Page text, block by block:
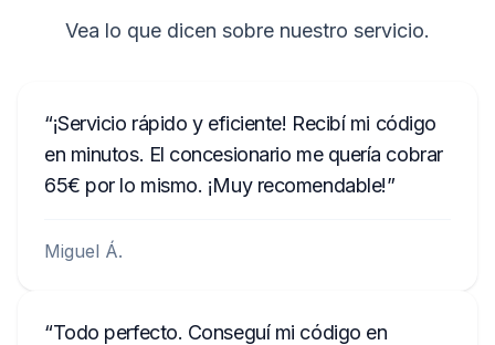
Para confirmar el código, mantén pulsado
música!
Vea lo que dicen sobre nuestro servicio.
¡Servicio rápido y eficiente! Recibí mi código
en minutos. El concesionario me quería cobrar
65€ por lo mismo. ¡Muy recomendable!
Miguel Á.
Todo perfecto. Conseguí mi código en